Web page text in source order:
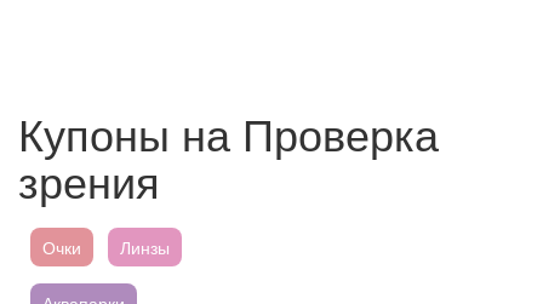
Купоны на Проверка
зрения
Очки Линзы